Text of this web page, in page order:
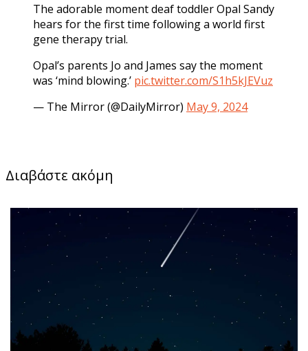
The adorable moment deaf toddler Opal Sandy
hears for the first time following a world first
gene therapy trial.
Opal’s parents Jo and James say the moment
was ‘mind blowing.’ pic.twitter.com/S1h5kJEVuz
— The Mirror (@DailyMirror) May 9, 2024
Διαβάστε ακόμη